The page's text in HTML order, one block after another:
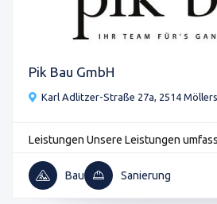
Pik Bau GmbH
Karl Adlitzer-Straße 27a, 2514
Leistungen Unsere Leistungen
Bau Sanierung